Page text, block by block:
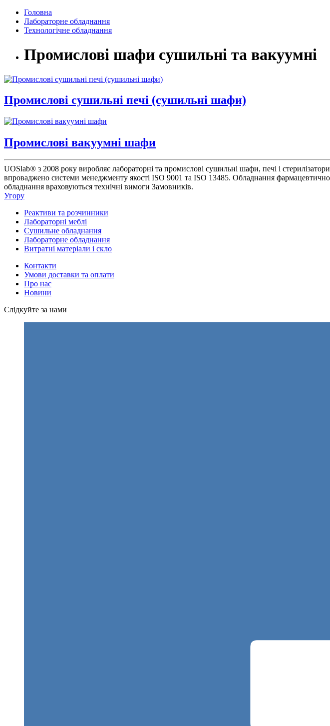
Головна
Лабораторне обладнання
Технологічне обладнання
Промислові шафи сушильні та вакуумні
Промислові сушильні печі (сушильні шафи)
Промислові вакуумні шафи
UOSlab® з 2008 року виробляє лабораторні та промислові сушильні шафи, печі і
впроваджено системи менеджменту якості ISO 9001 та ISO 13485. Обладнання
обладнання враховуються технічні вимоги Замовників.
Угору
Реактиви та розчинники
Лабораторні меблі
Сушильне обладнання
Лабораторне обладнання
Витратні матеріали і скло
Контакти
Умови доставки та оплати
Про нас
Новини
Слідкуйте за нами